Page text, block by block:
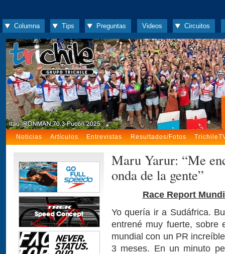
Columna Tips Preguntas Videos Circuitos
Noticias Artículos Entrevistas Resultados/Fotos
Maru Yarur: “Me
onda de la gente”
Race Report
Yo quería ir a Sudáfrica.
entrené muy fuerte, sobre
mundial con un PR
3 meses. En un minuto